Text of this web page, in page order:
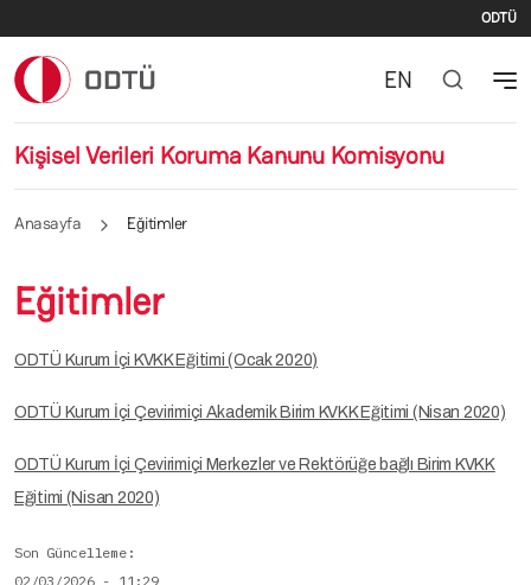
ODTÜ
Kişisel Verileri Koruma Kanunu Komisyonu
EN
Anasayfa Eğitimler
Eğitimler
ODTÜ Kurum İçi KVKK Eğitimi (Ocak 2020)
ODTÜ Kurum İçi Çevirimiçi Akademik Birim KVKK Eğitimi (Nisan 2020)
ODTÜ Kurum İçi Çevirimiçi Merkezler ve Rektörüğe bağlı Birim KVKK
Eğitimi (Nisan 2020)
Son Güncelleme
02/03/2026 - 11:29